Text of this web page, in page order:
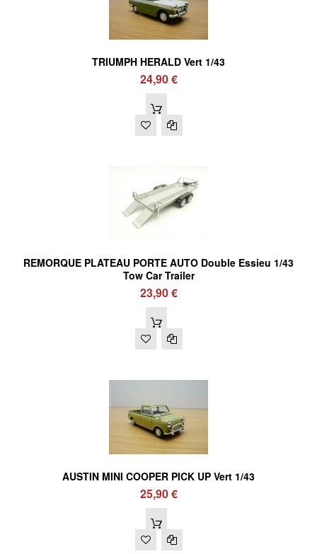
TRIUMPH HERALD Vert 1/43
24,90 €
REMORQUE PLATEAU PORTE AUTO Double Essieu 1/43
Tow Car Trailer
23,90 €
AUSTIN MINI COOPER PICK UP Vert 1/43
25,90 €